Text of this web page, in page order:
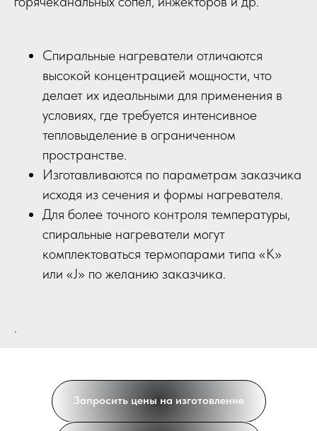
Спиральные нагреватели отличаются
высокой концентрацией мощности, что
делает их идеальными для применения в
условиях, где требуется интенсивное
тепловыделение в ограниченном
пространстве.
Изготавливаются по параметрам заказчика
исходя из сечения и формы нагревателя.
Для более точного контроля температуры,
спиральные нагреватели могут
комплектоваться термопарами типа «К»
или «J» по желанию заказчика.
.
Запросить цены на изготовление